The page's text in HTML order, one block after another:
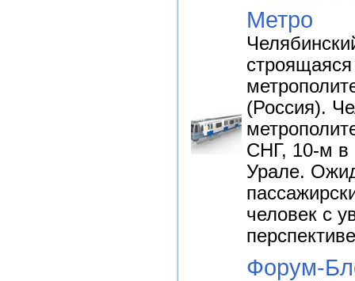
Метро
(Россия).
СНГ, 10-м в
Урале.
человек с
Форум-